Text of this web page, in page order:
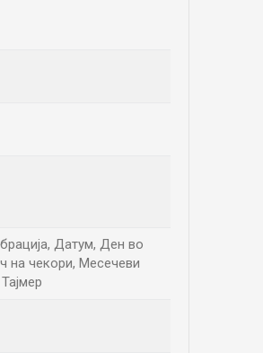
Датум, Ден во
на чекори, Месечеви